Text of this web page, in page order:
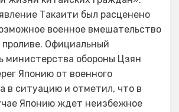
Такаити был расценено
военное вмешательство
проливе. Официальный
министерства обороны Цзян
Японию от военного
в ситуацию и отметил, что в
Японию ждет неизбежное